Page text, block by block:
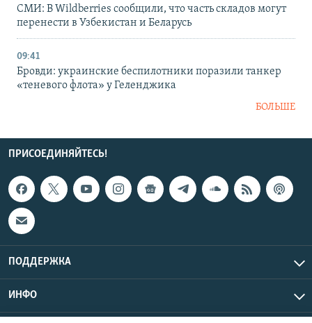
СМИ: В Wildberries сообщили, что часть складов могут
перенести в Узбекистан и Беларусь
09:41
Бровди: украинские беспилотники поразили танкер
«теневого флота» у Геленджика
БОЛЬШЕ
ПРИСОЕДИНЯЙТЕСЬ!
ПОДДЕРЖКА
ИНФО